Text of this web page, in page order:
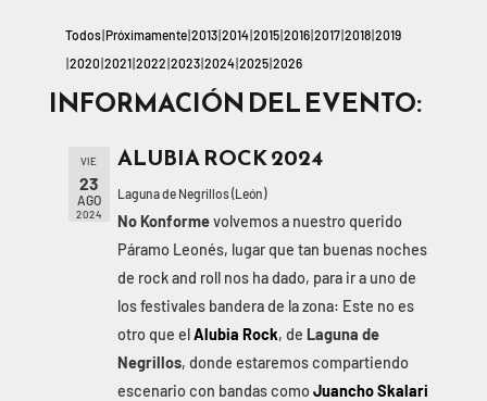
Todos Próximamente 2013 2014 2015 2016 2017 2018 2019
2020 2021 2022 2023 2024 2025 2026
INFORMACIÓN DEL EVENTO:
VIE
23
AGO
2024
ALUBIA ROCK 2024
Laguna de Negrillos (León)
No Konformevolvemos a nuestro querido
Páramo Leonés, lugar que tan buenas noches
de rock and roll nos ha dado, para ir a uno de
los festivales bandera de la zona: Este no es
otro que elAlubia Rock, de Laguna de
Negrillos, donde estaremos compartiendo
escenario con bandas comoJuancho Skalari